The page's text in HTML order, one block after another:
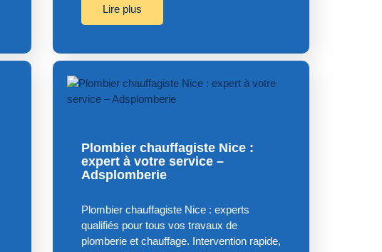
Lire plus
Plombier chauffagiste Nice :
expert à votre service –
Adsplomberie
Plombier chauffagiste Nice : experts
qualifiés pour tous vos travaux de
plomberie et chauffage. Intervention rapide,